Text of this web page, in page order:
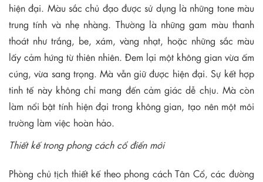
hiện đại. Màu sắc chủ đạo được sử dụng là những tone màu
trung tính và nhẹ nhàng. Thường là những gam màu thanh
thoát như trắng, be, xám, vàng nhạt, hoặc những sắc màu
lấy cảm hứng từ thiên nhiên. Đem lại một không gian vừa ấm
cúng, vừa sang trọng. Mà vẫn giữ được hiện đại. Sự kết hợp
tinh tế này không chỉ mang đến cảm giác dễ chịu. Mà còn
làm nổi bật tính hiện đại trong không gian, tạo nên một môi
trường làm việc hoàn hảo.
Thiết kế trong phong cách cổ điển mới
Phòng chủ tịch thiết kế theo phong cách Tân Cổ, các đường